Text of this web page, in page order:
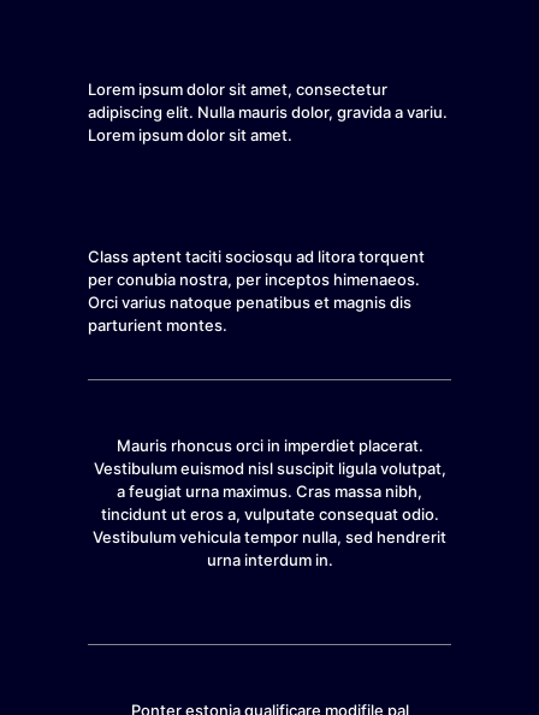
Lorem ipsum dolor sit amet, consectetur
adipiscing elit. Nulla mauris dolor, gravida a variu.
Lorem ipsum dolor sit amet.
Class aptent taciti sociosqu ad litora torquent
per conubia nostra, per inceptos himenaeos.
Orci varius natoque penatibus et magnis dis
parturient montes.
Mauris rhoncus orci in imperdiet placerat.
Vestibulum euismod nisl suscipit ligula volutpat,
a feugiat urna maximus. Cras massa nibh,
tincidunt ut eros a, vulputate consequat odio.
Vestibulum vehicula tempor nulla, sed hendrerit
urna interdum in.
Ponter estonia qualificare modifile pal